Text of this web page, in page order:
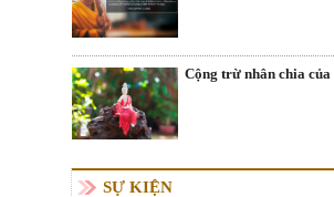
Cộng trừ nhân chia của
SỰ KIỆN